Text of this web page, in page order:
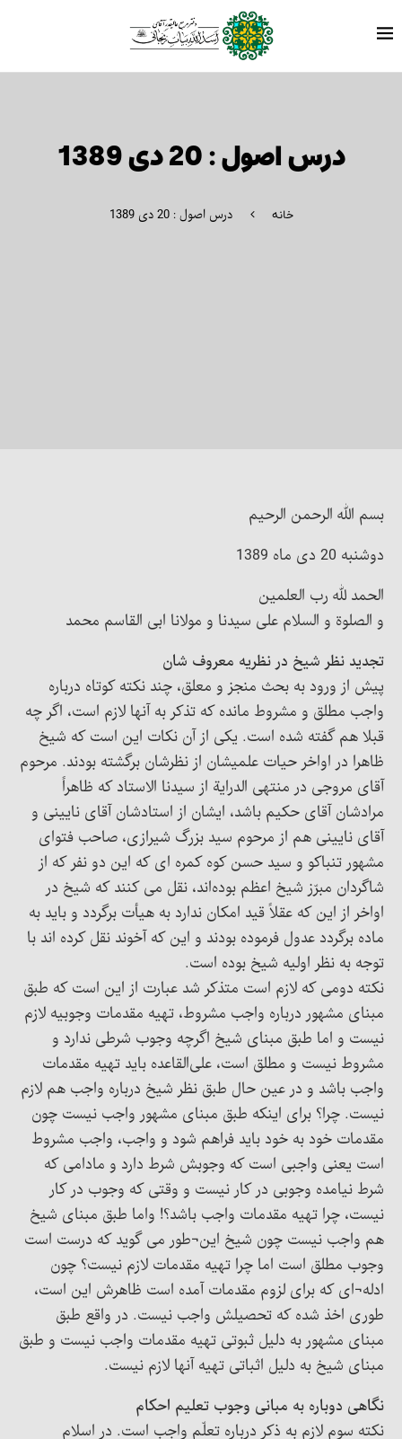
درس اصول : 20 دی 1389
خانه درس اصول : 20 دی 1389
بسم الله الرحمن الرحیم
دوشنبه 20 دی ماه 1389
الحمد لله رب العلمین
و الصلوة و السلام علی سیدنا و مولانا ابی القاسم محمد
تجدید نظر شیخ در نظریه معروف شان
پیش از ورود به بحث منجز و معلق، چند نکته کوتاه درباره
واجب مطلق و مشروط مانده که تذکر به آنها لازم است، اگر چه
قبلا هم گفته شده است. یکی از آن نکات این است که شیخ
ظاهرا در اواخر حیات علمیشان از نظرشان برگشته بودند. مرحوم
آقای مروجی در منتهی الدرایة از سیدنا الاستاد که ظاهراً
مرادشان آقای حکیم باشد، ایشان از استادشان آقای نایینی و
آقای نایینی هم از مرحوم سید بزرگ شیرازی، صاحب فتوای
مشهور تنباکو و سید حسن کوه کمره ای که این دو نفر که از
شاگردان مبرّز شیخ اعظم بوده‌ا‌ند، نقل می کنند که شیخ در
اواخر از این که عقلاً قید امکان ندارد به هیأت برگردد و باید به
ماده برگردد عدول فرموده بودند و این که آخوند نقل کرده اند با
توجه به نظر اولیه شیخ بوده است.
نکته دومی که لازم است متذکر شد عبارت از این است که طبق
مبنای مشهور درباره واجب مشروط، تهیه مقدمات وجوبیه لازم
نیست و اما طبق مبنای شیخ اگرچه وجوب شرطی ندارد و
مشروط نیست و مطلق است، علی‌القاعده باید تهیه مقدمات
واجب باشد و در عین حال طبق نظر شیخ درباره واجب هم لازم
نیست. چرا؟ برای اینکه طبق مبنای مشهور واجب نیست چون
مقدمات خود به خود باید فراهم شود و واجب، واجب مشروط
است یعنی واجبی است که وجوبش شرط دارد و مادامی که
شرط نیامده وجوبی در کار نیست و وقتی که وجوب در کار
نیست، چرا تهیه مقدمات واجب باشد؟! واما طبق مبنای شیخ
هم واجب نیست چون شیخ این¬طور می گوید که درست است
وجوب مطلق است اما چرا تهیه مقدمات لازم نیست؟ چون
ادله¬ای که برای لزوم مقدمات آمده است ظاهرش این است،
طوری اخذ شده که تحصیلش واجب نیست. در واقع طبق
مبنای مشهور به دلیل ثبوتی تهیه مقدمات واجب نیست و طبق
مبنای شیخ به دلیل اثباتی تهیه آنها لازم نیست.
نگاهی دوباره به مبانی وجوب تعلیم احکام
نکته سوم لازم به ذکر درباره تعلّم واجب است. در اسلام